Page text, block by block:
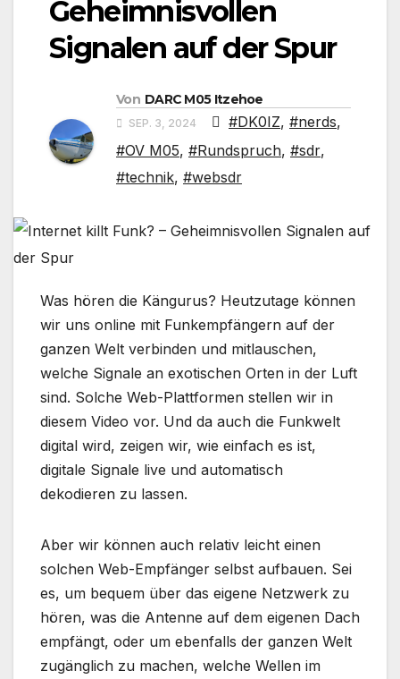
Geheimnisvollen
Signalen auf der Spur
Von DARC M05 Itzehoe
SEP. 3, 2024 #DK0IZ, #nerds,
#OV M05, #Rundspruch, #sdr,
#technik, #websdr
Was hören die Kängurus? Heutzutage können
wir uns online mit Funkempfängern auf der
ganzen Welt verbinden und mitlauschen,
welche Signale an exotischen Orten in der Luft
sind. Solche Web-Plattformen stellen wir in
diesem Video vor. Und da auch die Funkwelt
digital wird, zeigen wir, wie einfach es ist,
digitale Signale live und automatisch
dekodieren zu lassen.
Aber wir können auch relativ leicht einen
solchen Web-Empfänger selbst aufbauen. Sei
es, um bequem über das eigene Netzwerk zu
hören, was die Antenne auf dem eigenen Dach
empfängt, oder um ebenfalls der ganzen Welt
zugänglich zu machen, welche Wellen im